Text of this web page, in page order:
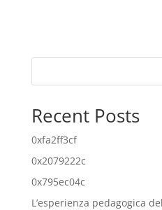
Recent Posts
0xfa2ff3cf
0x2079222c
0x795ec04c
L’esperienza pedagogica